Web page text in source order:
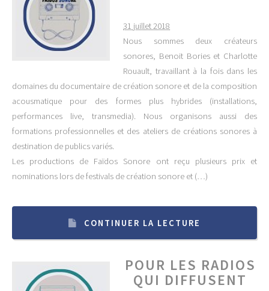
31 juillet 2018
Nous sommes deux créateurs
sonores, Benoit Bories et Charlotte
Rouault, travaillant à la fois dans les
domaines du documentaire de création sonore et de la composition
acousmatique pour des formes plus hybrides (installations,
performances live, transmedia). Nous organisons aussi des
formations professionnelles et des ateliers de créations sonores à
destination de publics variés.
Les productions de Faïdos Sonore ont reçu plusieurs prix et
nominations lors de festivals de création sonore et (…)
CONTINUER LA LECTURE
POUR LES RADIOS
QUI DIFFUSENT